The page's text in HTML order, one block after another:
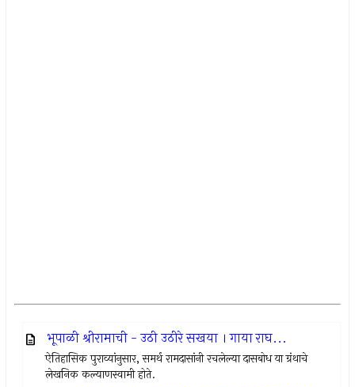
भूपाळी श्रीरामाची - उठी उठीरे सखया । गाया राघ...
ऐतिहासिक पुराव्यांनुसार, समर्थ रामदासांनी रचलेल्या दासबोध या ग्रंथाचे
लेखनिक कल्याणस्वामी होते.